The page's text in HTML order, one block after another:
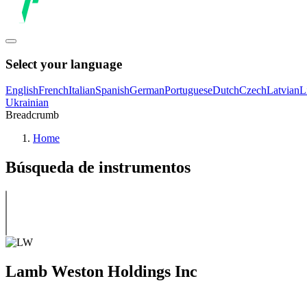
Select your language
EnglishFrenchItalianSpanishGermanPortugueseDutchCzechLatvian
Ukrainian
Breadcrumb
Home
Búsqueda de instrumentos
Lamb Weston Holdings Inc